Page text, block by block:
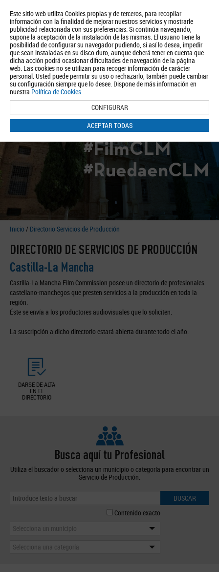
Este sitio web utiliza Cookies propias y de terceros, para recopilar
información con la finalidad de mejorar nuestros servicios y mostrarle
publicidad relacionada con sus preferencias. Si continúa navegando,
supone la aceptación de la instalación de las mismas. El usuario tiene la
posibilidad de configurar su navegador pudiendo, si así lo desea, impedir
que sean instaladas en su disco duro, aunque deberá tener en cuenta que
dicha acción podrá ocasionar dificultades de navegación de la página
web. Las cookies no se utilizan para recoger información de carácter
personal. Usted puede permitir su uso o rechazarlo, también puede cambiar
su configuración siempre que lo desee. Dispone de más información en
nuestra Política de Cookies.
CONFIGURAR
ACEPTAR TODAS
Quiénes somos Turismo Política de Privacidad Aviso Legal
Política de Cookies
BUSCAR
#FilmCLM
#RuedaenCLM
Inicio / Directorio Servicios de Producción
DIRECTORIO DE SERVICIOS DE PRODUCCIÓN
Castilla-La Mancha
Castilla-La Mancha Film Commission posee un directorio de profesionales
castellano-manchegos que presten servicios a la producción en toda la
región.
Éste se envía a los productores audiovisuales que lo soliciten.
La suscripción a dicho directorio estará abierta durante todo el año.
DARSE DE ALTA
EN EL
DIRECTORIO
Busca aquí tu Profesional
Utiliza el buscador o selecciona un municipio o categoría para encontrar un
Servicio de Producción.
BUSCAR
Contenido exacto
Selecciona un municipio
Selecciona una categoría